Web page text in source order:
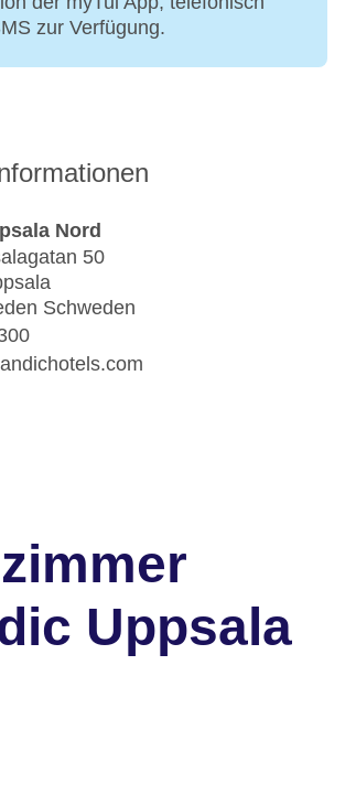
zur Verfügung.
Nord
50
Schweden
Uppsala